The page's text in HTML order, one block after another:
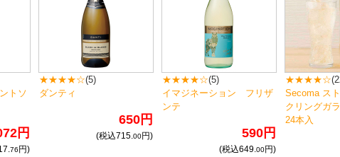
トソ
円
76 円)
★★★★☆(5)
ダンティ
650円
(税込715.00円)
★★★★☆(5)
イマジネーション フリザ
ンテ
590円
(税込649.00円)
★★★★☆
Secoma ス
クリングガ
24本入